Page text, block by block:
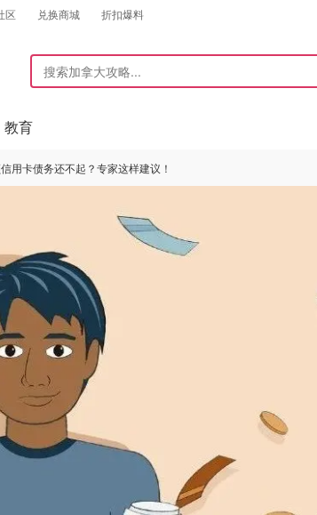
区 兑换商城 折扣爆料
教育
用卡债务还不起？专家这样建议！